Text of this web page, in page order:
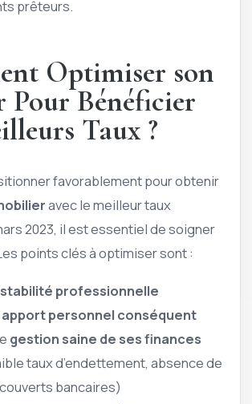
prêteurs.
Optimiser son
Pour Bénéficier
Taux ?
favorablement pour obtenir
avec le meilleur taux
2023, il est essentiel de soigner
points clés à optimiser sont :
stabilité professionnelle
apport personnel conséquent
gestion saine de ses finances
taux d’endettement, absence de
bancaires)